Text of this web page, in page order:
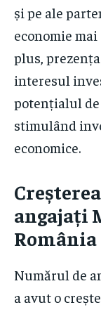
și pe ale
economie
plus,
interesul
potențialul de
stimulând
economice.
angajați
România
Numărul de
a avut o